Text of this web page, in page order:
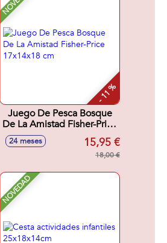
- 11 %
Juego De Pesca Bosque
De La Amistad Fisher-Price
17x14x18 cm
24 meses 15,95 €
18,00 €
NOVEDAD